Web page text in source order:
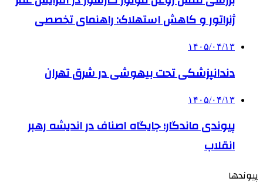
ژنراتور و کاهش استهلاک: راهنمای تخصصی
۱۴۰۵/۰۴/۱۳
دندانپزشکی تحت بیهوشی در شرق تهران
۱۴۰۵/۰۴/۱۳
پیوندی ماندگار؛ جایگاه اصناف در اندیشه رهبر
انقلاب
پیوندها